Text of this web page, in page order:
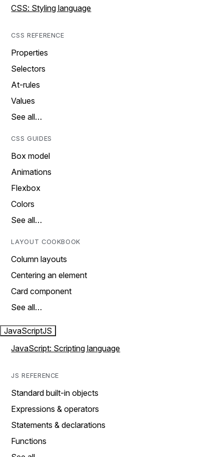
CSS: Styling language
CSS REFERENCE
Properties
Selectors
At-rules
Values
See all…
CSS GUIDES
Box model
Animations
Flexbox
Colors
See all…
LAYOUT COOKBOOK
Column layouts
Centering an element
Card component
See all…
JavaScriptJS
JavaScript: Scripting language
JS REFERENCE
Standard built-in objects
Expressions & operators
Statements & declarations
Functions